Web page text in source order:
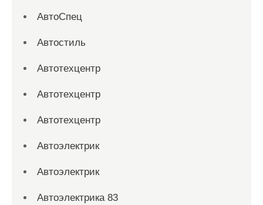
АвтоСпец
Автостиль
Автотехцентр
Автотехцентр
Автотехцентр
Автоэлектрик
Автоэлектрик
Автоэлектрика 83